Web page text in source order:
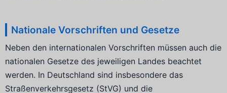
Nationale Vorschriften und Gesetze
Neben den internationalen Vorschriften müssen auch die
nationalen Gesetze des jeweiligen Landes beachtet
werden. In Deutschland sind insbesondere das
Straßenverkehrsgesetz (StVG) und die